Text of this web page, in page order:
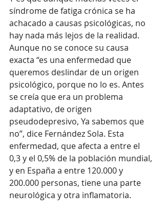
síndrome de fatiga crónica se ha
achacado a causas psicológicas, no
hay nada más lejos de la realidad.
Aunque no se conoce su causa
exacta “es una enfermedad que
queremos deslindar de un origen
psicológico, porque no lo es. Antes
se creía que era un problema
adaptativo, de origen
pseudodepresivo, Ya sabemos que
no”, dice Fernández Sola. Esta
enfermedad, que afecta a entre el
0,3 y el 0,5% de la población mundial,
y en España a entre 120.000 y
200.000 personas, tiene una parte
neurológica y otra inflamatoria.